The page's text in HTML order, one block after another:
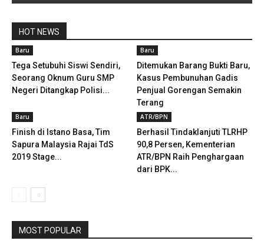
HOT NEWS
Baru
Tega Setubuhi Siswi Sendiri,
Seorang Oknum Guru SMP
Negeri Ditangkap Polisi...
Baru
Ditemukan Barang Bukti Baru,
Kasus Pembunuhan Gadis
Penjual Gorengan Semakin
Terang
Baru
Finish di Istano Basa, Tim
Sapura Malaysia Rajai TdS
2019 Stage...
ATR/BPN
Berhasil Tindaklanjuti TLRHP
90,8 Persen, Kementerian
ATR/BPN Raih Penghargaan
dari BPK...
MOST POPULAR